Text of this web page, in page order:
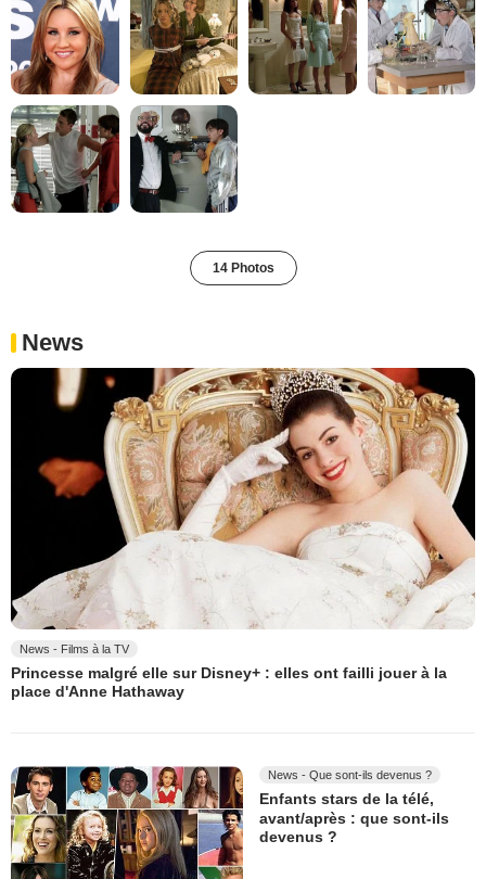
14 Photos
News
News - Films à la TV
Princesse malgré elle sur Disney+ : elles ont failli jouer à la
place d'Anne Hathaway
News - Que sont-ils devenus ?
Enfants stars de la télé,
avant/après : que sont-ils
devenus ?